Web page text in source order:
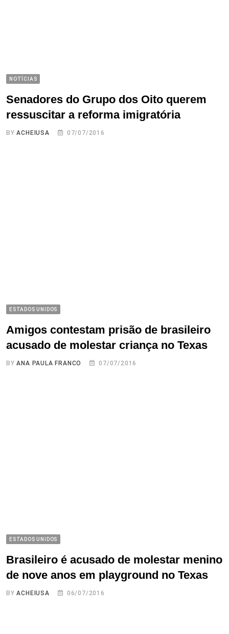
NOTÍCIAS
Senadores do Grupo dos Oito querem
ressuscitar a reforma imigratória
BYACHEIUSA 07/07/2016
ESTADOS UNIDOS
Amigos contestam prisão de brasileiro
acusado de molestar criança no Texas
BYANA PAULA FRANCO 07/07/2016
ESTADOS UNIDOS
Brasileiro é acusado de molestar menino
de nove anos em playground no Texas
BYACHEIUSA 06/07/2016